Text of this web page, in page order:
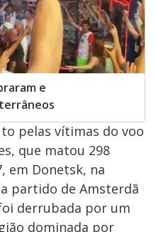
e
pelas vítimas do voo
que matou 298
em Donetsk, na
partido de Amsterdã
derrubada por um
dominada por